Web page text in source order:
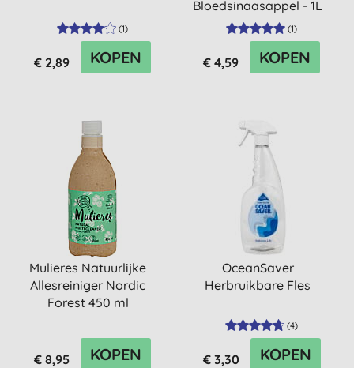
(1)
€ 2,89 KOPEN
Bloedsinaasappel - 1L
Refill
(1)
€ 4,59 KOPEN
Mulieres Natuurlijke
Allesreiniger Nordic
Forest 450 ml
€ 8,95 KOPEN
OceanSaver
Herbruikbare Fles
(4)
€ 3,30 KOPEN